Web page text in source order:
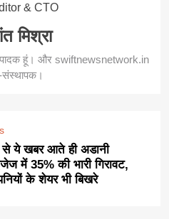
& CTO
मिश्रा
हूं। और swiftnewsnetwork.in
से ये खबर आते ही अडानी
में 35% की भारी गिरावट,
के शेयर भी बिखरे